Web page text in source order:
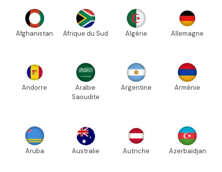
Afghanistan Afrique du Sud Algérie Allemagne
Andorre
Arabie
Saoudite
Argentine Arménie
Aruba Australie Autriche Azerbaïdjan